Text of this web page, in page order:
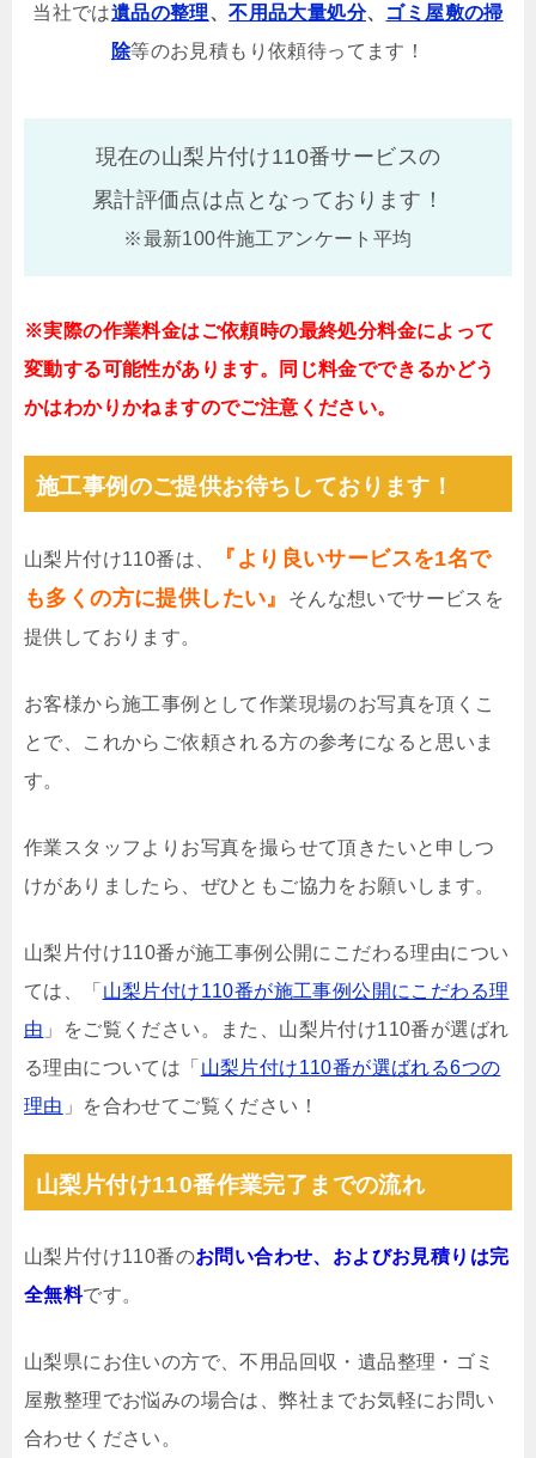
当社では遺品の整理、不用品大量処分、 ゴミ屋敷の掃
除等のお見積もり依頼待ってます！
現在の山梨片付け110番サービスの
累計評価点は点となっております！
※最新100件施工アンケート平均
※実際の作業料金はご依頼時の最終処分料金によって
変動する可能性があります。同じ料金でできるかどう
かはわかりかねますのでご注意ください。
施工事例のご提供お待ちしております！
山梨片付け110番は、
『より良いサービスを1名で
も多くの方に提供したい』
そんな想いでサービスを
提供しております。
お客様から施工事例として作業現場のお写真を頂くこ
とで、これからご依頼される方の参考になると思いま
す。
作業スタッフよりお写真を撮らせて頂きたいと申しつ
けがありましたら、ぜひともご協力をお願いします。
山梨片付け110番が施工事例公開にこだわる理由につい
ては、「 山梨片付け110番が施工事例公開にこだわる理
由 」をご覧ください。また、山梨片付け110番が選ばれ
る理由については「 山梨片付け110番が選ばれる6つの
理由 」を合わせてご覧ください！
山梨片付け110番作業完了までの流れ
山梨片付け110番のお問い合わせ、およびお見積りは完
全無料です。
山梨県にお住いの方で、不用品回収・遺品整理・ゴミ
屋敷整理でお悩みの場合は、弊社までお気軽にお問い
合わせください。